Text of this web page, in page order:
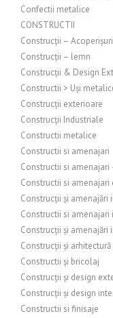
Confectii metalice
CONSTRUCTII
Construcții – Acoperișuri
Construcții – lemn
Construcții & Design
Constructii > Uși
Construcții exterioare
Construcții Industriale
Constructii metalice
Constructii si amenajari
Constructii si amenajari
Constructii si amenajari
Construcții și amenajări
Constructii si amenajari
Construcții și
Construcții și arhitectură
Constructii și bricolaj
Construcții și design
Construcții și design
Constructii si finisaje